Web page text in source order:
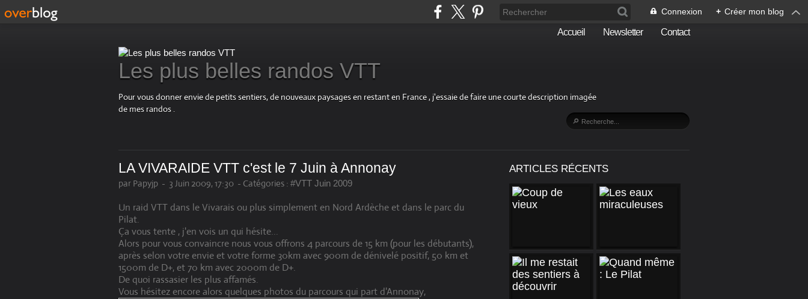
Connexion + Créer mon blog
Accueil Newsletter Contact
Les plus belles randos VTT
Pour vous donner envie de petits sentiers, de nouveaux paysages en restant en France , j'essaie de faire une courte description imagée
de mes randos .
LA VIVARAIDE VTT c'est le 7 Juin à Annonay
par Papyjp - 3 Juin 2009, 17:30 - Catégories : #VTT Juin 2009
Un raid VTT dans le Vivarais ou plus simplement en Nord Ardèche et dans le parc du
Pilat.
Ça vous tente , j'en vois un qui hésite...
Alors pour vous convaincre nous vous offrons 4 parcours de 15 km (pour les débutants),
après selon votre envie et votre forme 30km avec 900m de dénivelé positif, 50 km et
1500m de D+, et 70 km avec 2000m de D+.
De quoi rassasier les plus affamés.
Vous hésitez encore alors quelques photos du parcours qui part d'Annonay,
ARTICLES RÉCENTS